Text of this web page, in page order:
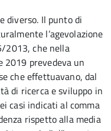
diverso. Il punto di
l’agevolazione
2013, che nella
2019 prevedeva un
che effettuavano, dal
di ricerca e sviluppo in
casi indicati al comma
rispetto alla media